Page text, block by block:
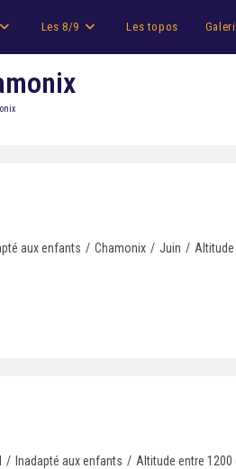
Les 8/9 Les topos
aux enfants / Chamonix / Juin /
/ Inadapté aux enfants / Altitude entre 1200